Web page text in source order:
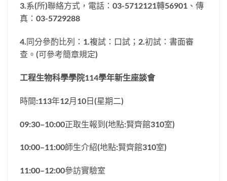
3.系(所)聯絡方式，電話：03-5712121轉56901、傳
真：03-5729288
4.同分參酌比列：1.複試：口試；2.初試：書面審
查。(可參考簡章規定)
工程生物科學學院114學年新生座談會
時間:113年12月10日(星期二)
09:30–10:00正取生報到(地點:賢齊館310室)
10:00–11:00師生介紹(地點:賢齊館310室)
11:00–12:00參訪實驗室